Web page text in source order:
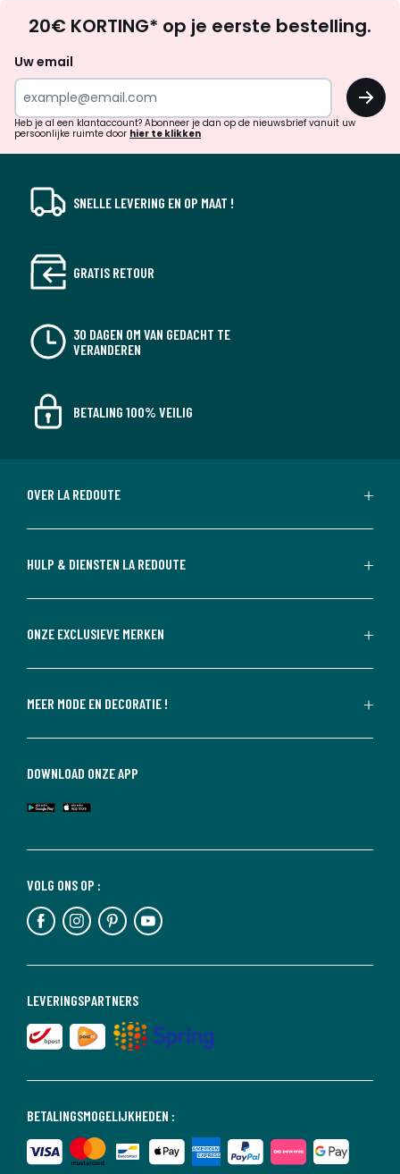
zoek
inspiratie
verrassingen?
20€ KORTING* op je eerste bestelling.
Uw email
OK
Heb je al een klantaccount? Abonneer je dan op de nieuwsbrief vanuit uw
persoonlijke ruimte door hier te klikken
SNELLE LEVERING EN OP MAAT !
GRATIS RETOUR
30 DAGEN OM VAN GEDACHT TE
VERANDEREN
BETALING 100% VEILIG
OVER LA REDOUTE
HULP & DIENSTEN LA REDOUTE
ONZE EXCLUSIEVE MERKEN
MEER MODE EN DECORATIE !
BETALINGSMOGELIJKHEDEN :
LEVERINGSPARTNERS
VOLG ONS OP :
DOWNLOAD ONZE APP